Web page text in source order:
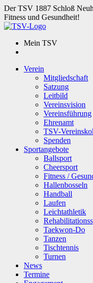
Der TSV 1887 Schloß
Fitness und Gesundheit!
Mein TSV
Verein
Mitgliedschaft
Satzung
Leitbild
Vereinsvision
Vereinsführung
Ehrenamt
TSV-
Spenden
Sportangebote
Ballsport
Cheersport
Fitness /
Hallenbosseln
Handball
Laufen
Leichtathletik
Taekwon-Do
Tanzen
Tischtennis
Turnen
News
Termine